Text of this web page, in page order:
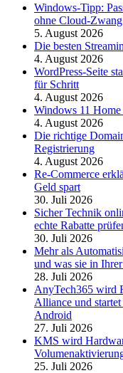
Windows-Tipp:
ohne Cloud-Zwang
5. August 2026
Die besten
4. August 2026
WordPress-Seite
für Schritt
4. August 2026
Windows 11
4. August 2026
Die richtige
Registrierung
4. August 2026
Re-Commerce
Geld spart
30. Juli 2026
Sicher Technik
echte Rabatte
30. Juli 2026
Mehr als
und was sie in
28. Juli 2026
AnyTech365 wird
Alliance und
Android
27. Juli 2026
KMS wird
25. Juli 2026